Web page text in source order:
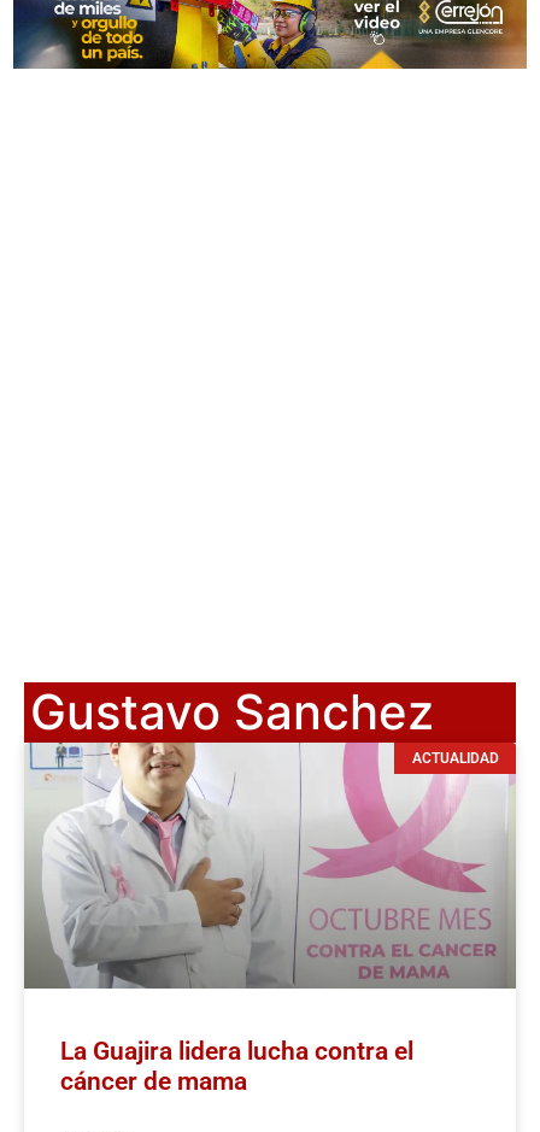
Gustavo Sanchez
ACTUALIDAD
La Guajira lidera lucha contra el
cáncer de mama